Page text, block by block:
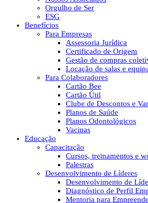
Orgulho de Ser
ESG
Benefícios
Para Empresas
Assessoria Jurídica
Certificado de Origem
Gestão de compras
Locação de salas e
Para Colaboradores
Cartão Bee
Cartão Útil
Clube de Descontos e
Planos de Saúde
Planos Odontológicos
Vacinas
Educação
Capacitação
Cursos, treinamentos e
Palestras
Desenvolvimento de Líderes
Desenvolvimento de
Diagnóstico de Perfil
Mentoria para